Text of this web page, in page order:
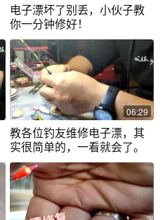
电子漂坏了别丢，小伙子教
你一分钟修好！
06:29
教各位钓友维修电子漂，其
实很简单的，一看就会了。